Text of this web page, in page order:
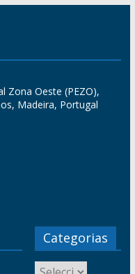
Zona Oeste (PEZO),
Madeira, Portugal
Categorias